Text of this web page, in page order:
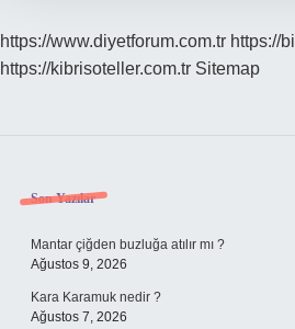
https://www.diyetforum.com.tr https://
https://kibrisoteller.com.tr Sitemap
Sidebar
Son Yazılar
Mantar çiğden buzluğa atılır mı ?
Ağustos 9, 2026
Kara Karamuk nedir ?
Ağustos 7, 2026